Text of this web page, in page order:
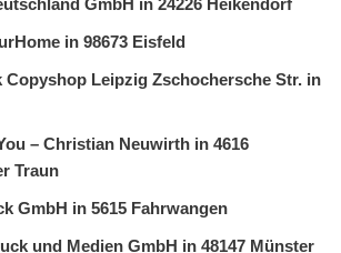
in 98673 Eisfeld
Copyshop Leipzig Zschochersche Str. in
– Christian Neuwirth in 4616
Traun
GmbH in 5615 Fahrwangen
und Medien GmbH in 48147 Münster